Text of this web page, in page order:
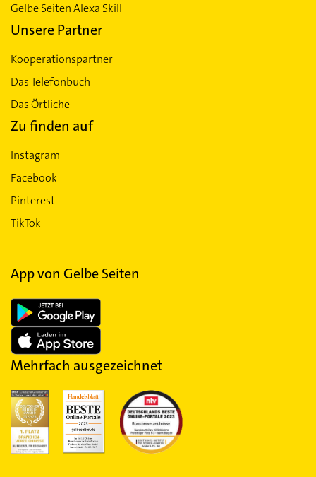
Gelbe Seiten Alexa Skill
Unsere Partner
Kooperationspartner
Das Telefonbuch
Das Örtliche
Zu finden auf
Instagram
Facebook
Pinterest
TikTok
App von Gelbe Seiten
Mehrfach ausgezeichnet